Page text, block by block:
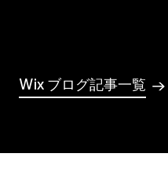
Wix ブログ記事一覧